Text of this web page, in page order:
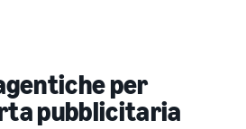
per
pubblicitaria